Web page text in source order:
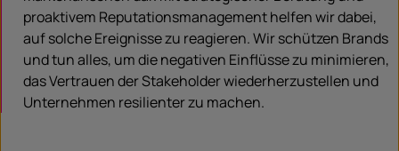
proaktivem Reputationsmanagement helfen wir dabei,
auf solche Ereignisse zu reagieren. Wir schützen Brands
und tun alles, um die negativen Einflüsse zu minimieren,
das Vertrauen der Stakeholder wiederherzustellen und
Unternehmen resilienter zu machen.